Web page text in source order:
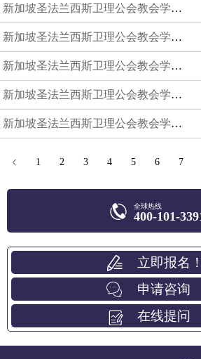
新加坡圣法兰西斯卫理公会教会学校：提供优秀的校园餐饮和生活服务
新加坡圣法兰西斯卫理公会教会学校：注重学生的道德教育和社会责任感
新加坡圣法兰西斯卫理公会教会学校：提供多元化的学术研究和交流平台
新加坡圣法兰西斯卫理公会教会学校：提供优秀的校园文化和艺术氛围
新加坡圣法兰西斯卫理公会教会学校：注重学生的个性发展和价值观教育
1 2 3 4 5 6 7
全球热线
400-101-
立即报名！
申请咨询
在线提问